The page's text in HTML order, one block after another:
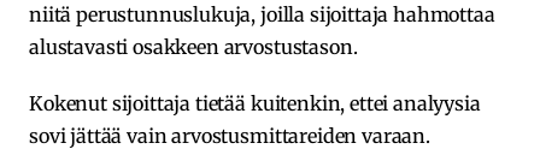
niitä perustunnuslukuja, joilla sijoittaja hahmottaa
alustavasti osakkeen arvostustason.
Kokenut sijoittaja tietää kuitenkin, ettei analyysia
sovi jättää vain arvostusmittareiden varaan.